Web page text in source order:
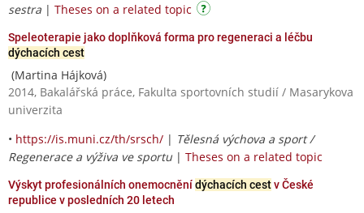
sestra | Theses on a related topic
Speleoterapie jako doplňková forma pro regeneraci a léčbu
dýchacích cest
(Martina Hájková)
2014, Bakalářská práce, Fakulta sportovních studií / Masarykova
univerzita
• https://is.muni.cz/th/srsch/ | Tělesná výchova a sport /
Regenerace a výživa ve sportu | Theses on a related topic
Výskyt profesionálních onemocněnídýchacích cestv České
republice v posledních 20 letech